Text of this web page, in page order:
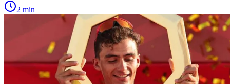
2 min